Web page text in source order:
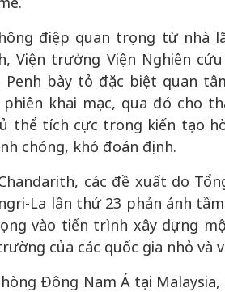
điệp quan trọng từ nhà
Viện trưởng Viện Nghiên
Penh bày tỏ đặc biệt quan
khai mạc, qua đó cho
thể tích cực trong kiến tạo
chóng, khó đoán định.
các đề xuất do
La lần thứ 23 phản ánh
vào tiến trình xây dựng
của các quốc gia nhỏ và
Đông Nam Á tại Malaysia,